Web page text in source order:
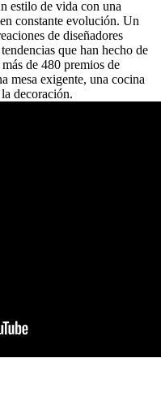
estilo de vida con una
constante evolución. Un
de diseñadores
que han hecho de
de 480 premios de
mesa exigente, una cocina
decoración.